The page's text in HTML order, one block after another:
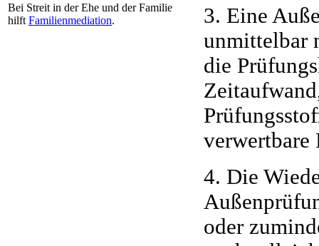
Bei Streit in der Ehe und der Familie
hilft Familienmediation.
3. Eine
unmittelbar
die
verwertbare
4. Die
oder